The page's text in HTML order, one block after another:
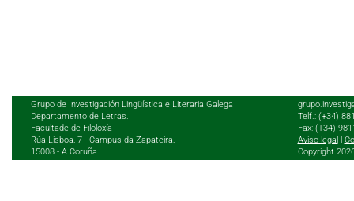
Grupo de Investigación Lingüística e Literaria Galega
Departamento de Letras.
Facultade de Filoloxía
Rúa Lisboa, 7 - Campus da Zapateira,
15008 - A Coruña
Telf.: (+34)
Fax: (+34)
Aviso legal
Copyright